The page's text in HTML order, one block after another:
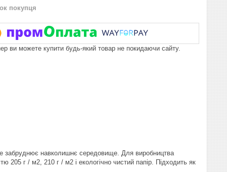
покупця
ви можете купити будь-який товар не покидаючи сайту.
забруднює навколишнє середовище. Для виробництва
205 г / м2, 210 г / м2 і екологічно чистий папір. Підходить як